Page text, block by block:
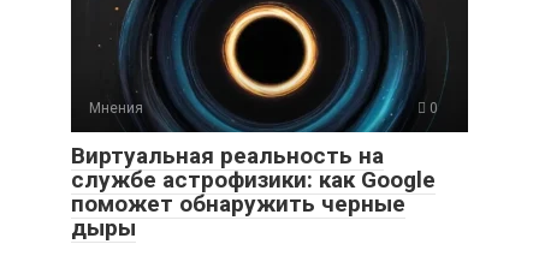
Мнения 0
Виртуальная реальность на
службе астрофизики: как Google
поможет обнаружить черные
дыры